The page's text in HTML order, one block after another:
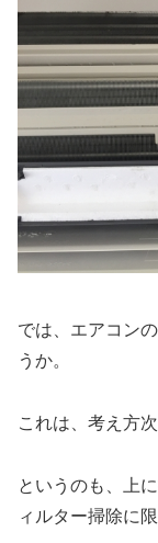
では、エアコン
うか。
これは、考え方
というのも、上
ィルター掃除に